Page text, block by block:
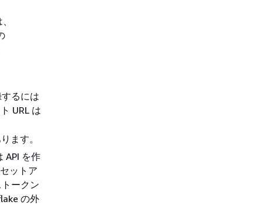
るには
URL は
ます。
API を作
ットア
ークン
の外